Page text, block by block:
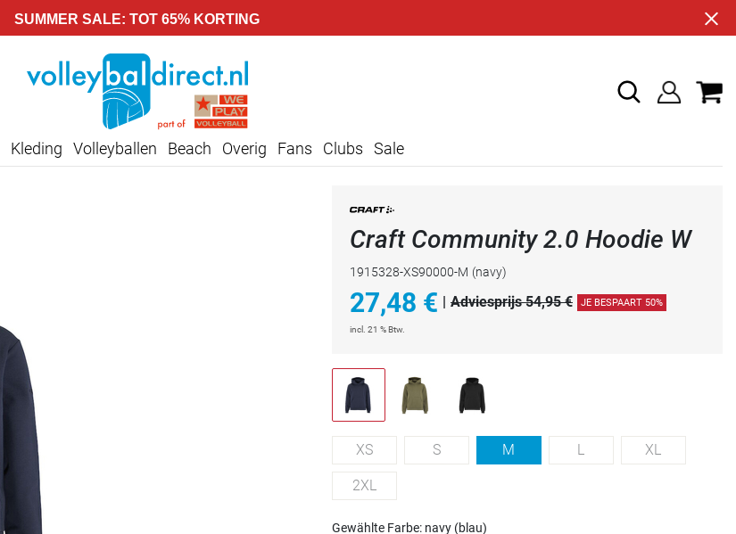
SUMMER SALE: TOT 65% KORTING
Kleding Volleyballen Beach Overig Fans Clubs Sale
Craft Community 2.0 Hoodie W
1915328-XS90000-M (navy)
27,48 € Adviesprijs 54,95 € JE BESPAART 50%
incl. 21 % Btw.
XS S M L XL
2XL
Gewählte Farbe: navy (blau)